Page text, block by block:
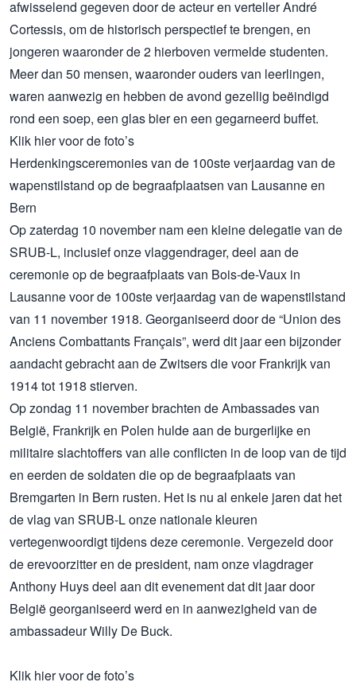
afwisselend gegeven door de acteur en verteller André
Cortessis, om de historisch perspectief te brengen, en
jongeren waaronder de 2 hierboven vermelde studenten.
Meer dan 50 mensen, waaronder ouders van leerlingen,
waren aanwezig en hebben de avond gezellig beëindigd
rond een soep, een glas bier en een gegarneerd buffet.
Klik hiervoor de foto’s
Herdenkingsceremonies van de 100ste verjaardag van de
wapenstilstand op de begraafplaatsen van Lausanne en
Bern
Op zaterdag 10 november nam een ​​kleine delegatie van de
SRUB-L, inclusief onze vlaggendrager, deel aan de
ceremonie op de begraafplaats van Bois-de-Vaux in
Lausanne voor de 100ste verjaardag van de wapenstilstand
van 11 november 1918. Georganiseerd door de “Union des
Anciens Combattants Français”, werd dit jaar een bijzonder
aandacht gebracht aan de Zwitsers die voor Frankrijk van
1914 tot 1918 stierven.
Op zondag 11 november brachten de Ambassades van
België, Frankrijk en Polen hulde aan de burgerlijke en
militaire slachtoffers van alle conflicten in de loop van de tijd
en eerden de soldaten die op de begraafplaats van
Bremgarten in Bern rusten. Het is nu al enkele jaren dat het
de vlag van SRUB-L onze nationale kleuren
vertegenwoordigt tijdens deze ceremonie. Vergezeld door
de erevoorzitter en de president, nam onze vlagdrager
Anthony Huys deel aan dit evenement dat dit jaar door
België georganiseerd werd en in aanwezigheid van de
ambassadeur Willy De Buck.
Klik hiervoor de foto’s